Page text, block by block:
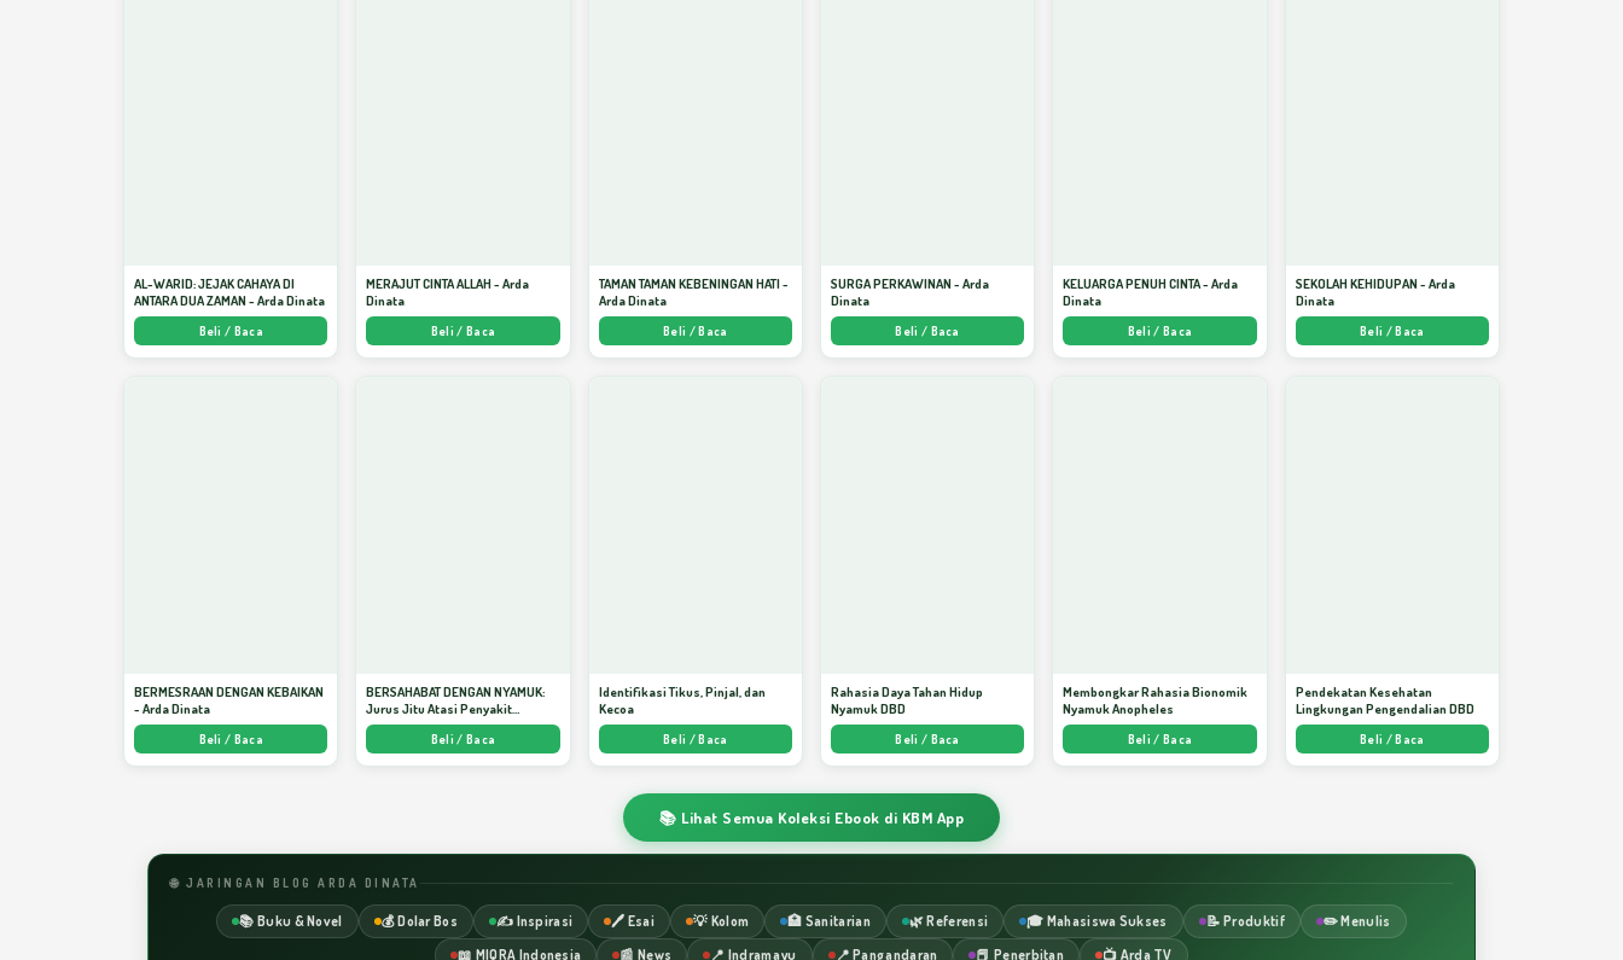
AL-WARID: JEJAK CAHAYA DI
ANTARA DUA ZAMAN - Arda Dinata
Beli / Baca
MERAJUT CINTA ALLAH - Arda
Dinata
Beli / Baca
TAMAN TAMAN KEBENINGAN HATI -
Arda Dinata
Beli / Baca
SURGA PERKAWINAN - Arda
Dinata
Beli / Baca
KELUARGA PENUH CINTA - Arda
Dinata
Beli / Baca
SEKOLAH KEHIDUPAN - Arda
Dinata
Beli / Baca
BERMESRAAN DENGAN KEBAIKAN
- Arda Dinata
Beli / Baca
BERSAHABAT DENGAN NYAMUK:
Jurus Jitu Atasi Penyakit
Bersumber Nyamuk - Arda Dinata
Beli / Baca
Identifikasi Tikus, Pinjal, dan
Kecoa
Beli / Baca
Rahasia Daya Tahan Hidup
Nyamuk DBD
Beli / Baca
Membongkar Rahasia Bionomik
Nyamuk Anopheles
Beli / Baca
Pendekatan Kesehatan
Lingkungan Pengendalian DBD
Beli / Baca
📚 Lihat Semua Koleksi Ebook di KBM App
🌐 JARINGAN BLOG ARDA DINATA
📚 Buku & Novel 💰 Dolar Bos ✍️ Inspirasi 🖊️ Esai 💡 Kolom 🏥 Sanitarian 🌿 Referensi 🎓 Mahasiswa Sukses 📝 Produktif
✏️ Menulis
📖 MIQRA Indonesia
📰 News 📍 Indramayu 📍 Pangandaran 📕 Penerbitan 📺 Arda TV